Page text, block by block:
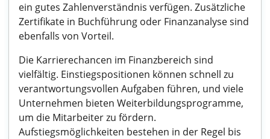
ein gutes Zahlenverständnis verfügen. Zusätzliche
Zertifikate in Buchführung oder Finanzanalyse sind
ebenfalls von Vorteil.
Die Karrierechancen im Finanzbereich sind
vielfältig. Einstiegspositionen können schnell zu
verantwortungsvollen Aufgaben führen, und viele
Unternehmen bieten Weiterbildungsprogramme,
um die Mitarbeiter zu fördern.
Aufstiegsmöglichkeiten bestehen in der Regel bis